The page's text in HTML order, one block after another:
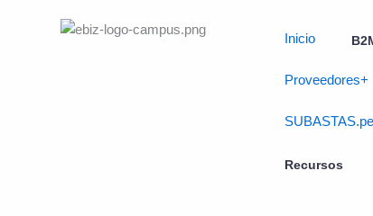
Inicio
Proveedores+
SUBASTAS.pe
Recursos